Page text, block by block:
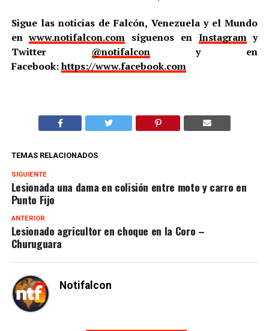
Sigue las noticias de Falcón, Venezuela y el Mundo
enwww.notifalcon.com síguenos en Instagramy
Twitter @notifalcony en
Facebook:https://www.facebook.com
TEMAS RELACIONADOS
SIGUIENTE
Lesionada una dama en colisión entre moto y carro en
Punto Fijo
ANTERIOR
Lesionado agricultor en choque en la Coro –
Churuguara
Notifalcon